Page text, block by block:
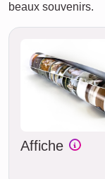
beaux souvenirs.
Affiche